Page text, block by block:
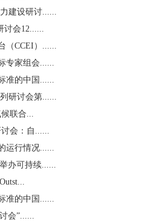
建设研讨......
讨会12......
（CCEI）......
专家组会......
准的中国......
研讨会第......
候联合...
会：自......
运行情况......
办可持续......
准的中国......
会”......